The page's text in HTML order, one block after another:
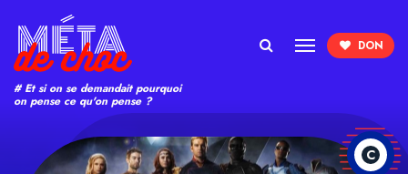
# Et si on se demandait pourquoi
on pense ce qu'on pense ?
C